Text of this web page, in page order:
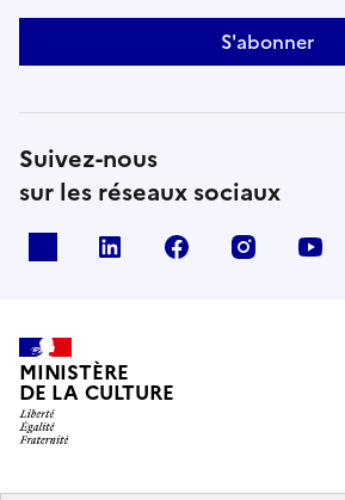
S'abonner
Suivez-nous
sur les réseaux sociaux
linkedin facebook instagram
MINISTÈRE
DE LA CULTURE